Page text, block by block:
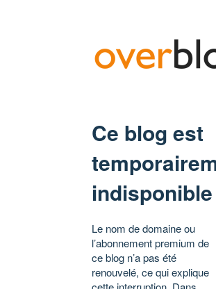
Ce blog est
indisponible
Le nom de domaine ou
l’abonnement premium de
ce blog n’a pas été
renouvelé, ce qui explique